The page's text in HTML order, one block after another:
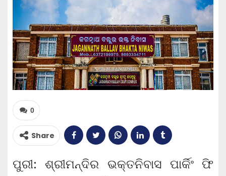
0
Share
ପୁରୀ: ଶ୍ରୀମନ୍ଦିର ଭକ୍ତନିବାସ ପାର୍କିଂ ଫି